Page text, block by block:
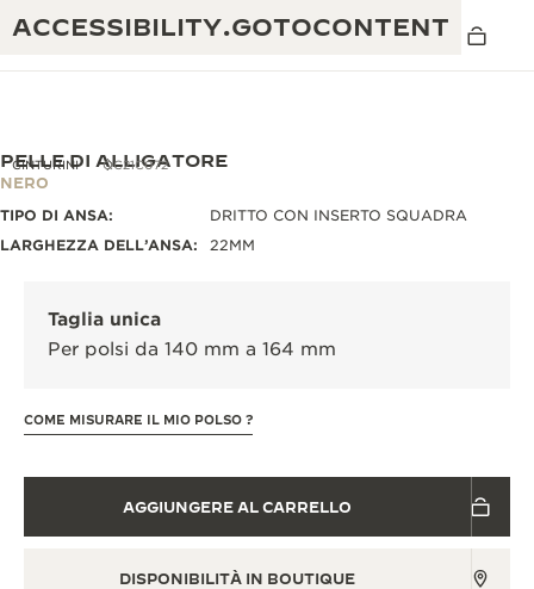
ACCESSIBILITY.GOTOCONTENT
GARANZIA JAEGER-LECOULTRE
GARANZIA ATMOS
THE GOLDEN RATIO MUSICAL SHOW
TIMEKEEPER”
REVERSO STORIES
THE SOUND MAKER
ECCELLENZA: OLTRE 190 ANNI DI TRADIZIONE
INGEGNO: OLTRE 1.400 CALIBRI
CINTURINI QC21C072
PELLE DI ALLIGATORE
NERO
TIPO DI ANSA:
DRITTO CON INSERTO SQUADRA
LARGHEZZA DELL’ANSA:
22MM
Taglia unica
Per polsi da 140 mm a 164 mm
COME MISURARE IL MIO POLSO ?
AGGIUNGERE AL CARRELLO
DISPONIBILITÀ IN BOUTIQUE